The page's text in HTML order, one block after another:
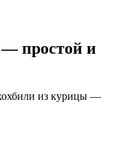
простой и
из курицы —